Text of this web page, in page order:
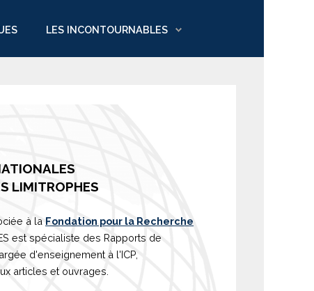
LES INCONTOURNABLES
LIMITROPHES
à la Fondation pour la Recherche
est spécialiste des Rapports de
d'enseignement à l'ICP,
articles et ouvrages.